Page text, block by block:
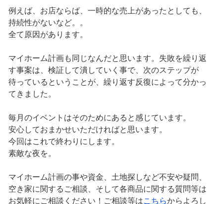
例えば、お店ならば、一時的な売上があったとしても、
持続性がないなど。。
全て原因があります。
マイホーム計画も同じなんだと思います。失敗を繰り返
す事案は、検証して潰していく事で、次のステップが
待っているということが、繰り返す反復によって分かっ
てきました。
毎月のイベントはそのためにあると感じています。
安心しておまかせいただければと思います。
今回はこれで終わりにします。
素敵な夜を。
マイホーム計画の事や資金、土地探しなど不安や疑問、
空き家に関するご相談、そして各商品に関する質問等は
お気軽にご相談ください！ご相談等はこちらからよろし